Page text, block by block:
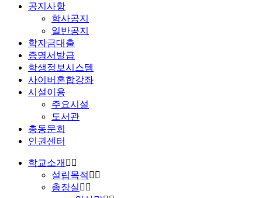
공지사항
학사공지
일반공지
학자금대출
증명서발급
학생정보시스템
사이버혼합강좌
시설이용
주요시설
도서관
총동문회
인권센터
학교소개
설립목적
총장실